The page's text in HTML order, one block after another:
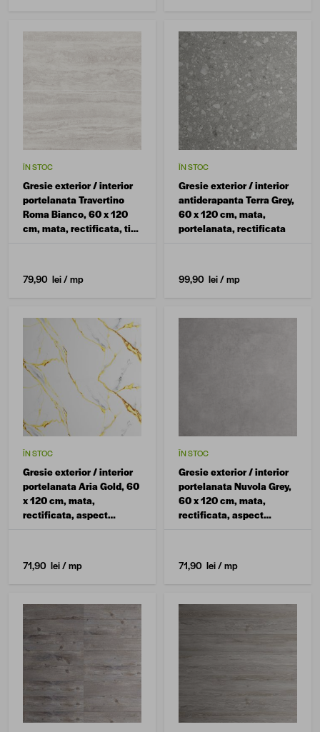
ÎN STOC
Gresie exterior / interior
portelanata Travertino
Roma Bianco, 60 x 120
cm, mata, rectificata, tip
79,90 lei/ mp
ÎN STOC
Gresie exterior / interior
antiderapanta Terra Grey,
60 x 120 cm, mata,
portelanata, rectificata
99,90 lei/ mp
ÎN STOC
Gresie exterior / interior
portelanata Aria Gold, 60
x 120 cm, mata,
rectificata, aspect
71,90 lei/ mp
ÎN STOC
Gresie exterior / interior
portelanata Nuvola Grey,
60 x 120 cm, mata,
rectificata, aspect
71,90 lei/ mp